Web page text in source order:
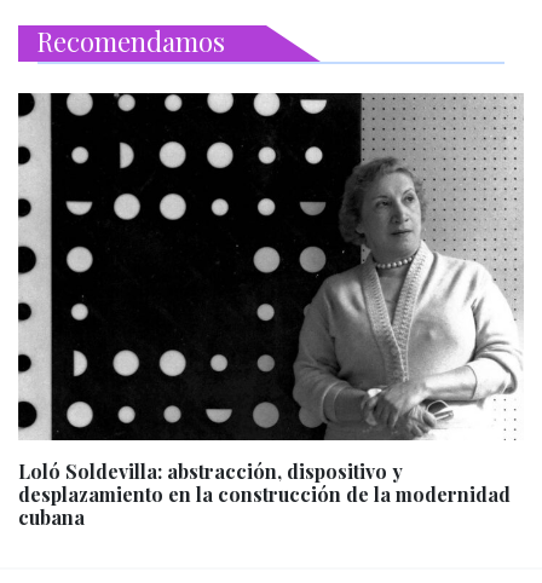
Recomendamos
Loló Soldevilla: abstracción, dispositivo y
desplazamiento en la construcción de la modernidad
cubana